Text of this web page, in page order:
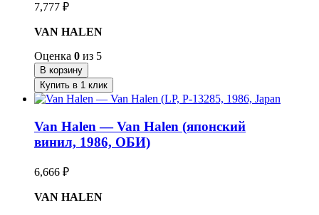
7,777 ₽
VAN HALEN
Оценка 0 из 5
В корзину
Купить в 1 клик
Van Halen — Van Halen (японский
винил, 1986, ОБИ)
6,666 ₽
VAN HALEN